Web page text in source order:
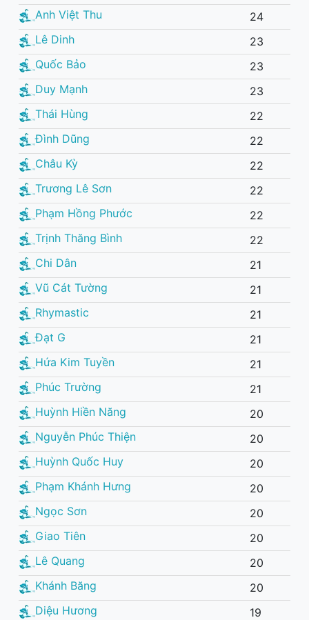
Anh Việt Thu
24
Lê Dinh
23
Quốc Bảo
23
Duy Mạnh
23
Thái Hùng
22
Đình Dũng
22
Châu Kỳ
22
Trương Lê Sơn
22
Phạm Hồng Phước
22
Trịnh Thăng Bình
22
Chi Dân
21
Vũ Cát Tường
21
Rhymastic
21
Đạt G
21
Hứa Kim Tuyền
21
Phúc Trường
21
Huỳnh Hiền Năng
20
Nguyễn Phúc Thiện
20
Huỳnh Quốc Huy
20
Phạm Khánh Hưng
20
Ngọc Sơn
20
Giao Tiên
20
Lê Quang
20
Khánh Băng
20
Diệu Hương
19